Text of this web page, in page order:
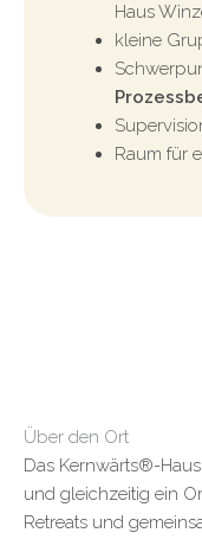
Haus
kleine
Raum für
Über den Ort
Das Kernwärts®-
und gleichzeitig ein
Retreats und